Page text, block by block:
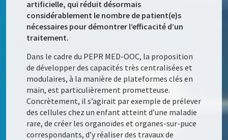
artificielle, qui réduit désormais
considérablement le nombre de patient(e)s
nécessaires pour démontrer l’efficacité d’un
traitement.
Dans le cadre du PEPR MED-OOC, la proposition
de développer des capacités très centralisées et
modulaires, à la manière de plateformes clés en
main, est particulièrement prometteuse.
Concrètement, il s’agirait par exemple de prélever
des cellules chez un enfant atteint d’une maladie
rare, de créer les organoïdes et organes-sur-puce
correspondants, d’y réaliser des travaux de